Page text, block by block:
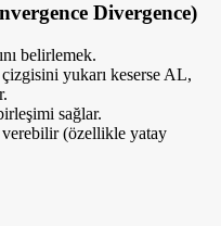
Divergence)
belirlemek.
yukarı keserse AL,
sağlar.
verebilir (özellikle yatay